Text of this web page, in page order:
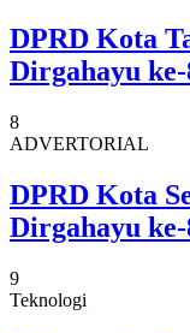
DPRD Kota
Dirgahayu
8
ADVERTORIAL
DPRD Kota
Dirgahayu
9
Teknologi